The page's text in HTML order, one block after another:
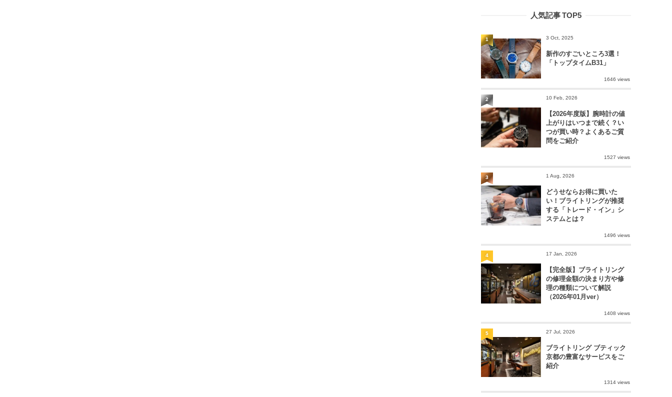
人気記事 TOP5
3 Oct, 2025
新作のすごいところ3選！
「トップタイムB31」
1646 views
1
10 Feb, 2026
【2026年度版】腕時計の値
上がりはいつまで続く？い
つが買い時？よくあるご質
問をご紹介
1527 views
2
1 Aug, 2026
どうせならお得に買いた
い！ブライトリングが推奨
する「トレード・イン」シ
ステムとは？
1496 views
3
17 Jan, 2026
【完全版】ブライトリング
の修理金額の決まり方や修
理の種類について解説
（2026年01月ver）
1408 views
4
27 Jul, 2026
ブライトリング ブティック
京都の豊富なサービスをご
紹介
1314 views
5